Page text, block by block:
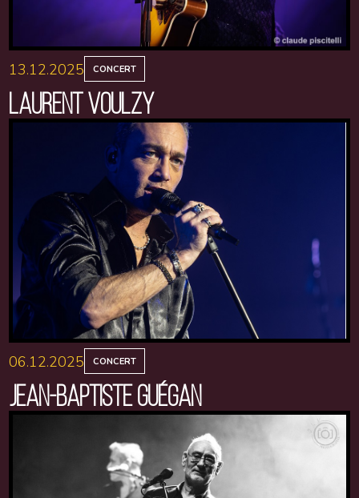
13.12.2025 CONCERT
LAURENT VOULZY
06.12.2025 CONCERT
JEAN-BAPTISTE GUÉGAN